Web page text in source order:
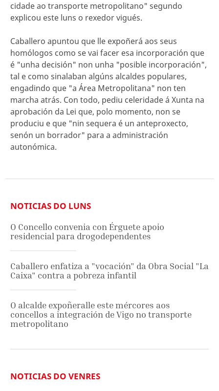
cidade ao transporte metropolitano" segundo
explicou este luns o rexedor vigués.
Caballero apuntou que lle expoñerá aos seus
homólogos como se vai facer esa incorporación que
é "unha decisión" non unha "posible incorporación",
tal e como sinalaban algúns alcaldes populares,
engadindo que "a Área Metropolitana" non ten
marcha atrás. Con todo, pediu celeridade á Xunta na
aprobación da Lei que, polo momento, non se
produciu e que "nin sequera é un anteproxecto,
senón un borrador" para a administración
autonómica.
NOTICIAS DO LUNS
O Concello convenia con Érguete apoio
residencial para drogodependentes
Caballero enfatiza a "vocación" da Obra Social "La
Caixa" contra a pobreza infantil
O alcalde expoñeralle este mércores aos
concellos a integración de Vigo no transporte
metropolitano
NOTICIAS DO VENRES